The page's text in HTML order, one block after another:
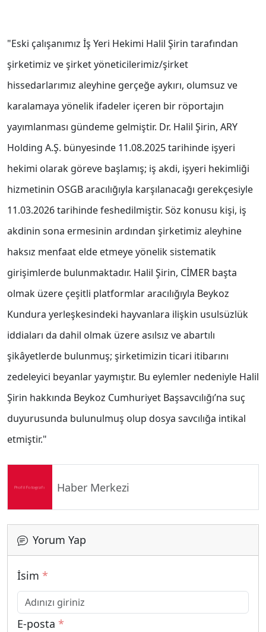
"Eski çalışanımız İş Yeri Hekimi Halil Şirin tarafından
şirketimiz ve şirket yöneticilerimiz/şirket
hissedarlarımız aleyhine gerçeğe aykırı, olumsuz ve
karalamaya yönelik ifadeler içeren bir röportajın
yayımlanması gündeme gelmiştir. Dr. Halil Şirin, ARY
Holding A.Ş. bünyesinde 11.08.2025 tarihinde işyeri
hekimi olarak göreve başlamış; iş akdi, işyeri hekimliği
hizmetinin OSGB aracılığıyla karşılanacağı gerekçesiyle
11.03.2026 tarihinde feshedilmiştir. Söz konusu kişi, iş
akdinin sona ermesinin ardından şirketimiz aleyhine
haksız menfaat elde etmeye yönelik sistematik
girişimlerde bulunmaktadır. Halil Şirin, CİMER başta
olmak üzere çeşitli platformlar aracılığıyla Beykoz
Kundura yerleşkesindeki hayvanlara ilişkin usulsüzlük
iddiaları da dahil olmak üzere asılsız ve abartılı
şikâyetlerde bulunmuş; şirketimizin ticari itibarını
zedeleyici beyanlar yaymıştır. Bu eylemler nedeniyle Halil
Şirin hakkında Beykoz Cumhuriyet Başsavcılığı’na suç
duyurusunda bulunulmuş olup dosya savcılığa intikal
etmiştir."
Haber Merkezi
Yorum Yap
İsim *
E-posta *